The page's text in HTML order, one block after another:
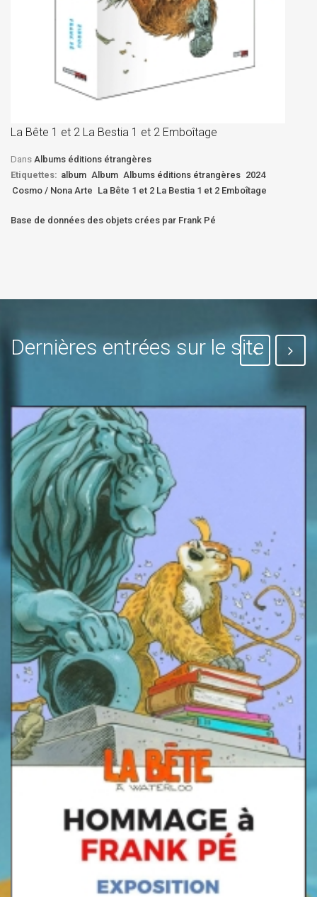
La Bête 1 et 2 La Bestia 1 et 2 Emboîtage
Dans Albums éditions étrangères
Etiquettes: album Album Albums éditions étrangères 2024
Cosmo / Nona Arte La Bête 1 et 2 La Bestia 1 et 2 Emboîtage
Base de données des objets crées par Frank Pé
Dernières entrées sur le site